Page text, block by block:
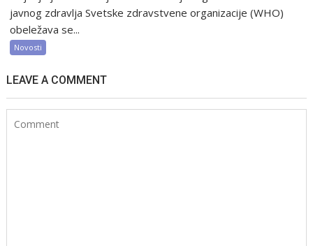
javnog zdravlja Svetske zdravstvene organizacije (WHO)
obeležava se...
Novosti
LEAVE A COMMENT